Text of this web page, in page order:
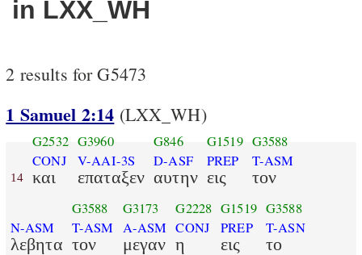
in LXX_WH
2 results for G5473
1 Samuel 2:14 (LXX_WH)
14
G2532
CONJ
και
G3960
V-AAI-3S
επαταξεν
G846
D-ASF
αυτην
G1519
PREP
εις
G3588
T-ASM
τον
N-ASM
λεβητα
G3588
T-ASM
τον
G3173
A-ASM
μεγαν
G2228
CONJ
η
G1519
PREP
εις
G3588
T-ASN
το